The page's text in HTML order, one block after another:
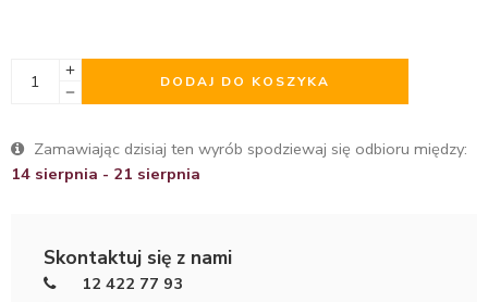
DODAJ DO KOSZYKA
Zamawiając dzisiaj ten wyrób spodziewaj się odbioru między:
14 sierpnia - 21 sierpnia
Skontaktuj się z nami
12 422 77 93